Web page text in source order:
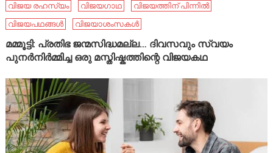
വിജയ രഹസ്യം
വിജയഗാഥ
വിജയത്തിന് പിന്നിൽ
വിജയപഥങ്ങൾ
വിജയാശംസകൾ
മമ്മൂട്ടി: പ്രതിഭ ജന്മസിദ്ധമല്ല… ദിവസവും സ്വയം
പുനർനിർമ്മിച്ച ഒരു മസ്തിഷ്കത്തിന്റെ വിജയകഥ